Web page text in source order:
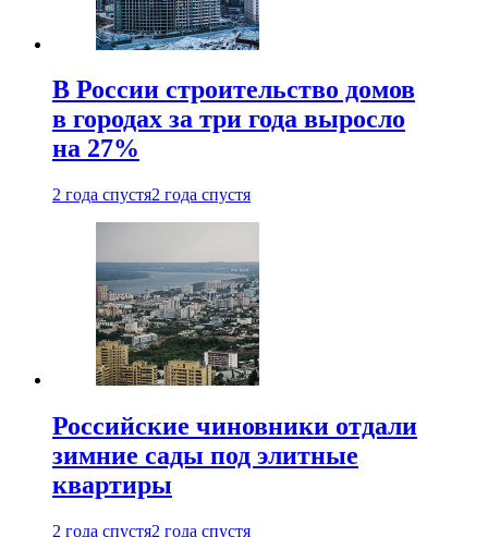
В России строительство домов
в городах за три года выросло
на 27%
2 года спустя2 года спустя
Российские чиновники отдали
зимние сады под элитные
квартиры
2 года спустя2 года спустя